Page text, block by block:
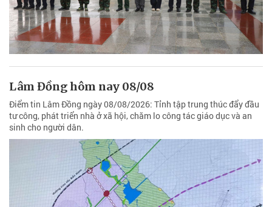
Lâm Đồng hôm nay 08/08
Điểm tin Lâm Đồng ngày 08/08/2026: Tỉnh tập trung thúc đẩy đầu
tư công, phát triển nhà ở xã hội, chăm lo công tác giáo dục và an
sinh cho người dân.